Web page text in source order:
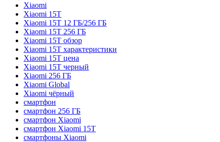
Xiaomi
Xiaomi 15T
Xiaomi 15T 12 ГБ/256 ГБ
Xiaomi 15T 256 ГБ
Xiaomi 15T обзор
Xiaomi 15T характеристики
Xiaomi 15T цена
Xiaomi 15T черный
Xiaomi 256 ГБ
Xiaomi Global
Xiaomi чёрный
смартфон
смартфон 256 ГБ
смартфон Xiaomi
смартфон Xiaomi 15T
смартфоны Xiaomi